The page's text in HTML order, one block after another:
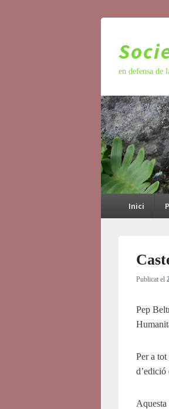
en defensa de
Menú
Inici
Publicat el
Pep
Per a
Aquesta